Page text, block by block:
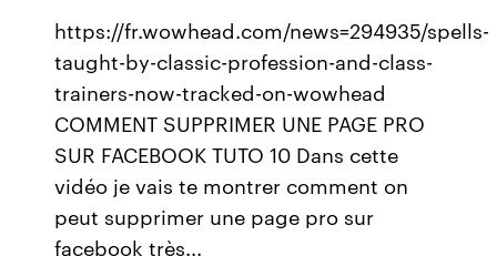
https://fr.wowhead.com/news=294935/spells-
taught-by-classic-profession-and-class-
trainers-now-tracked-on-wowhead
COMMENT SUPPRIMER UNE PAGE PRO
SUR FACEBOOK TUTO 10 Dans cette
vidéo je vais te montrer comment on
peut supprimer une page pro sur
facebook très...